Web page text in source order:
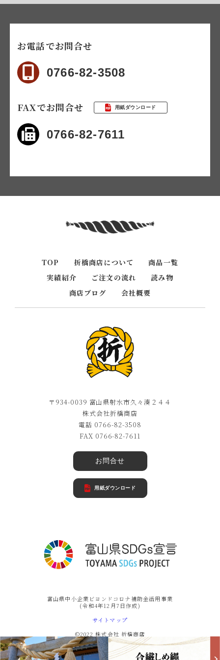
お電話でお問合せ
0766-82-3508
FAXでお問合せ 用紙ダウンロード
0766-82-7611
TOP 折橋商店について
商品一覧
実績紹介
ご注文の流れ
読み物
商店ブログ
会社概要
〒934-0039 富山県射水市久々湊２４４
株式会社折橋商店
電話 0766-82-3508
FAX 0766-82-7611
お問合せ
用紙ダウンロード
富山県中小企業ビヨンドコロナ補助金活用事業
(令和4年12月7日作成)
サイトマップ
©2022 株式会社 折橋商店